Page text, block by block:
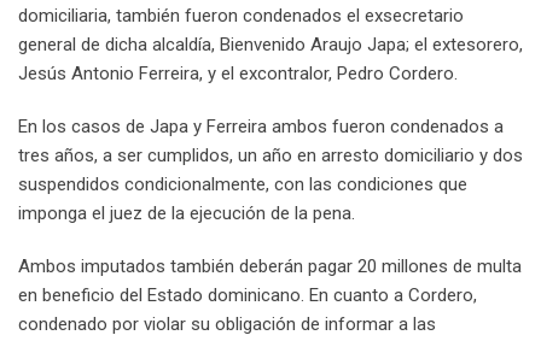
domiciliaria, también fueron condenados el exsecretario
general de dicha alcaldía, Bienvenido Araujo Japa; el extesorero,
Jesús Antonio Ferreira, y el excontralor, Pedro Cordero.
En los casos de Japa y Ferreira ambos fueron condenados a
tres años, a ser cumplidos, un año en arresto domiciliario y dos
suspendidos condicionalmente, con las condiciones que
imponga el juez de la ejecución de la pena.
Ambos imputados también deberán pagar 20 millones de multa
en beneficio del Estado dominicano. En cuanto a Cordero,
condenado por violar su obligación de informar a las